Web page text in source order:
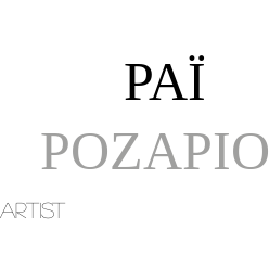
ΡΑΪ
ΡΟΖΑΡΙΟ
artist